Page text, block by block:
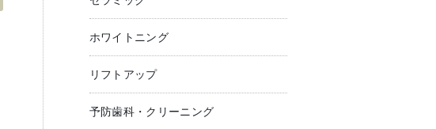
ホワイトニング
リフトアップ
予防歯科・クリーニング